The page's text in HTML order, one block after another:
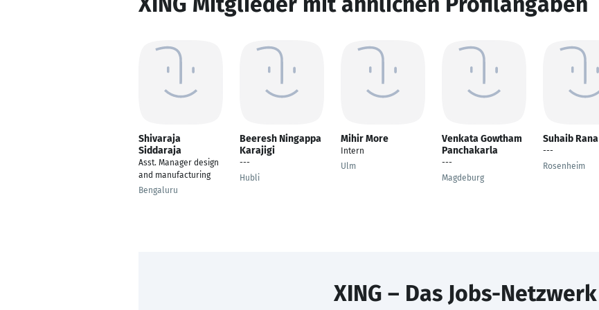
Shivaraja
Siddaraja
Asst. Manager design
and manufacturing
Bengaluru
Beeresh Ningappa
Karajigi
---
Hubli
Mihir More
Intern
Ulm
Venkata Gowtham
Panchakarla
---
Magdeburg
Suhaib Rana
---
Rosenheim
XING – Das Jobs-Netzwerk